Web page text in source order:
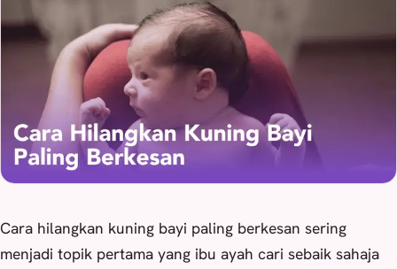
Cara hilangkan kuning bayi paling berkesan sering
menjadi topik pertama yang ibu ayah cari sebaik sahaja